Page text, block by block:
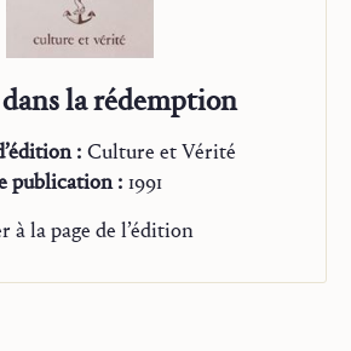
la rédemption
: Culture et Vérité
publication : 1991
à la page de l’édition